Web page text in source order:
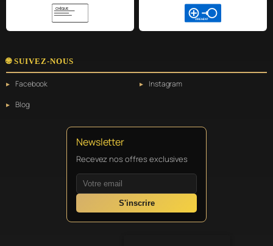
CHÈQUE
VIREMENT
🌐 SUIVEZ-NOUS
Facebook
Instagram
Blog
Newsletter
Recevez nos offres exclusives
S'inscrire